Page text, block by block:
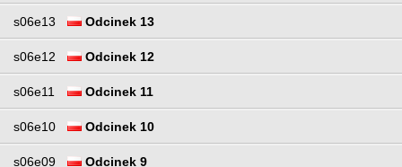
s06e13 Odcinek 13
s06e12 Odcinek 12
s06e11 Odcinek 11
s06e10 Odcinek 10
s06e09 Odcinek 9